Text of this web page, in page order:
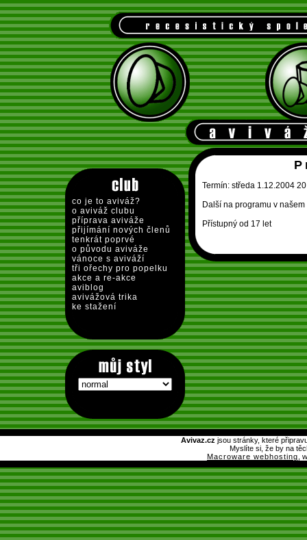
co je to aviváž?
o aviváž clubu
příprava aviváže
přijímání nových členů
tenkrát poprvé
o původu aviváže
vánoce s aviváží
tři ořechy pro popelku
akce a re-akce
aviblog
avivážová trika
ke stažení
Termín: středa 1.12.2004
Další na programu v
Přístupný od 17 let
Avivaz.cz jsou stránky, které
Myslíte si, že by na
Macroware webhosting ,